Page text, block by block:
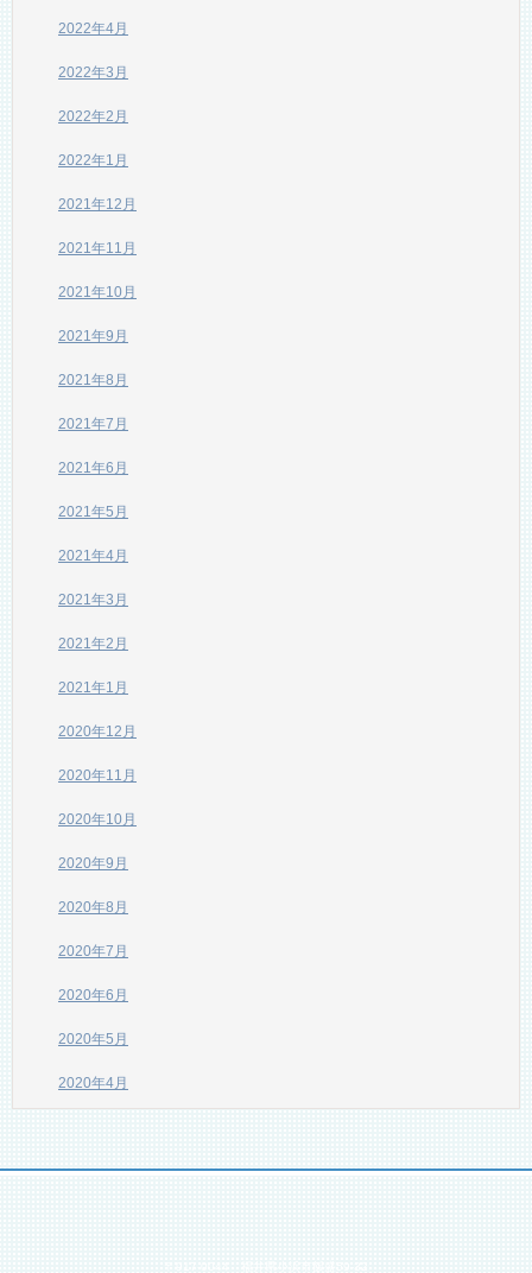
2022年4月
2022年3月
2022年2月
2022年1月
2021年12月
2021年11月
2021年10月
2021年9月
2021年8月
2021年7月
2021年6月
2021年5月
2021年4月
2021年3月
2021年2月
2021年1月
2020年12月
2020年11月
2020年10月
2020年9月
2020年8月
2020年7月
2020年6月
2020年5月
2020年4月